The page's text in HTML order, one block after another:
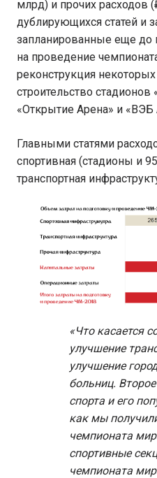
млрд) и прочих расходов
дублирующихся статей и
запланированные еще до
на проведение
реконструкция
строительство стадионов
«Открытие Арена» и «ВЭБ
Главными статями
спортивная (стадионы и
транспортная
«Что касается
улучшение
улучшение
больниц.
спорта и его
как мы
чемпионата
спортивные
чемпионата